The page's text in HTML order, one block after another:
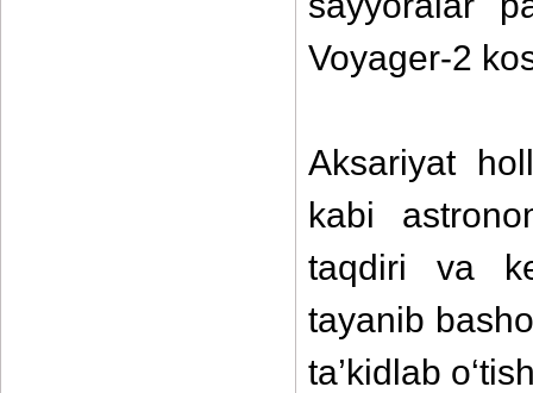
Voyager-2
Aksariyat
kabi
taqdiri va
tayanib
ta’kidlab